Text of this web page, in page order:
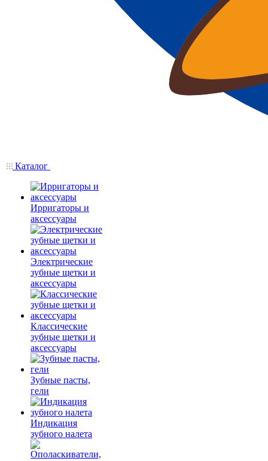
Каталог
Ирригаторы и
аксессуары
Электрические
зубные щетки и
аксессуары
Классические
зубные щетки и
аксессуары
Зубные пасты,
гели
Индикация
зубного налета